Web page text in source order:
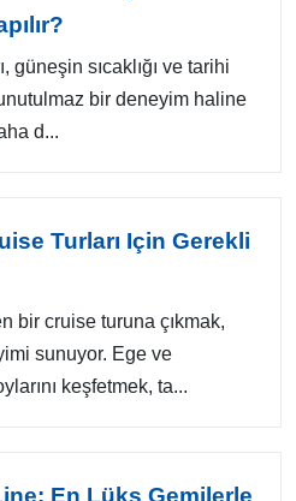
güneşin sıcaklığı ve tarihi
unutulmaz bir deneyim haline
d...
Turları Için Gerekli
bir cruise turuna çıkmak,
sunuyor. Ege ve
keşfetmek, ta...
En Lüks Gemilerle